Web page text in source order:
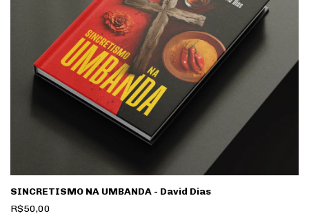
SINCRETISMO NA UMBANDA - David Dias
R$50,00